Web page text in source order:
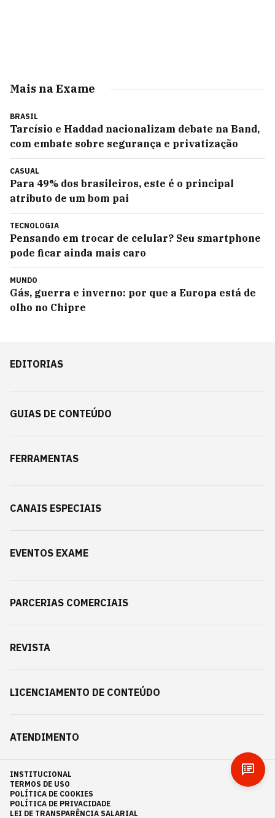
Mais na Exame
BRASIL
Tarcísio e Haddad nacionalizam debate na Band,
com embate sobre segurança e privatização
CASUAL
Para 49% dos brasileiros, este é o principal
atributo de um bom pai
TECNOLOGIA
Pensando em trocar de celular? Seu smartphone
pode ficar ainda mais caro
MUNDO
Gás, guerra e inverno: por que a Europa está de
olho no Chipre
EDITORIAS
GUIAS DE CONTEÚDO
FERRAMENTAS
CANAIS ESPECIAIS
EVENTOS EXAME
PARCERIAS COMERCIAIS
REVISTA
LICENCIAMENTO DE CONTEÚDO
ATENDIMENTO
INSTITUCIONAL
TERMOS DE USO
POLÍTICA DE COOKIES
POLÍTICA DE PRIVACIDADE
LEI DE TRANSPARÊNCIA SALARIAL